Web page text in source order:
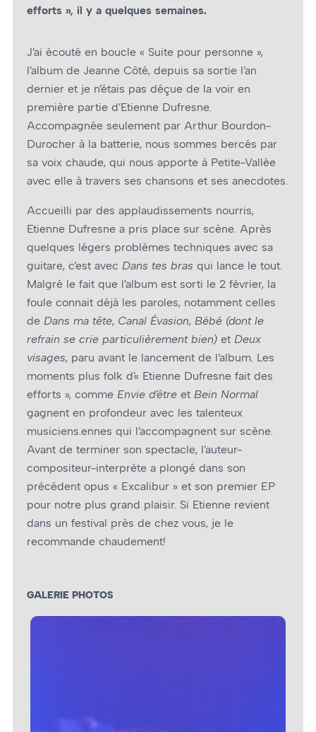
efforts », il y a quelques semaines.
J’ai écouté en boucle « Suite pour personne »,
l’album de Jeanne Côté, depuis sa sortie l’an
dernier et je n’étais pas déçue de la voir en
première partie d’Etienne Dufresne.
Accompagnée seulement par Arthur Bourdon-
Durocher à la batterie, nous sommes bercés par
sa voix chaude, qui nous apporte à Petite-Vallée
avec elle à travers ses chansons et ses anecdotes.
Accueilli par des applaudissements nourris,
Etienne Dufresne a pris place sur scène. Après
quelques légers problèmes techniques avec sa
guitare, c’est avec Dans tes bras qui lance le tout.
Malgré le fait que l’album est sorti le 2 février, la
foule connait déjà les paroles, notamment celles
de Dans ma tête, Canal Évasion, Bébé (dont le
refrain se crie particulièrement bien) et Deux
visages, paru avant le lancement de l’album. Les
moments plus folk d’« Etienne Dufresne fait des
efforts », comme Envie d’être et Bein Normal
gagnent en profondeur avec les talenteux
musiciens.ennes qui l’accompagnent sur scène.
Avant de terminer son spectacle, l’auteur-
compositeur-interprète a plongé dans son
précédent opus « Excalibur » et son premier EP
pour notre plus grand plaisir. Si Etienne revient
dans un festival près de chez vous, je le
recommande chaudement!
GALERIE PHOTOS